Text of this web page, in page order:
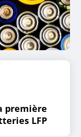
première
LFP